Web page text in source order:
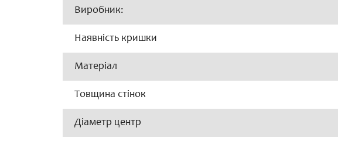
Виробник:
Наявність кришки
Матеріал
Товщина стінок
Діаметр центр